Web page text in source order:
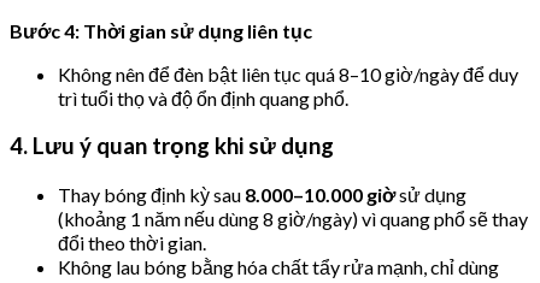
Bước 4: Thời gian sử dụng liên tục
Không nên để đèn bật liên tục quá 8–10 giờ/ngày để duy
trì tuổi thọ và độ ổn định quang phổ.
4. Lưu ý quan trọng khi sử dụng
Thay bóng định kỳ sau 8.000–10.000 giờsử dụng
(khoảng 1 năm nếu dùng 8 giờ/ngày) vì quang phổ sẽ thay
đổi theo thời gian.
Không lau bóng bằng hóa chất tẩy rửa mạnh, chỉ dùng